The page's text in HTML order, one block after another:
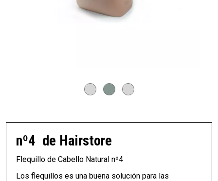
nº4 de Hairstore
Flequillo de Cabello Natural nº4
Los flequillos es una buena solución para las